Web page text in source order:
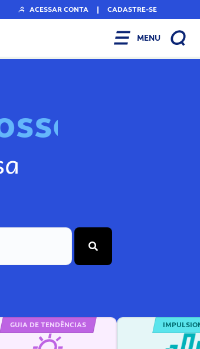
ACESSAR CONTA | CADASTRE-SE
MENU
sso
GUIA DE TENDÊNCIAS